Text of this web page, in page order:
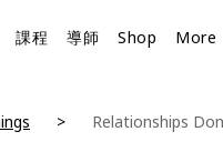
課程 導師 Shop More
Relationships